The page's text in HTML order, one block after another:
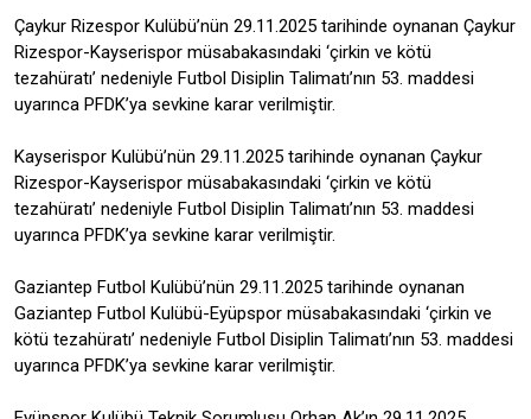
Çaykur Rizespor Kulübü’nün 29.11.2025 tarihinde oynanan Çaykur
Rizespor-Kayserispor müsabakasındaki ‘çirkin ve kötü
tezahüratı’ nedeniyle Futbol Disiplin Talimatı’nın 53. maddesi
uyarınca PFDK’ya sevkine karar verilmiştir.
Kayserispor Kulübü’nün 29.11.2025 tarihinde oynanan Çaykur
Rizespor-Kayserispor müsabakasındaki ‘çirkin ve kötü
tezahüratı’ nedeniyle Futbol Disiplin Talimatı’nın 53. maddesi
uyarınca PFDK’ya sevkine karar verilmiştir.
Gaziantep Futbol Kulübü’nün 29.11.2025 tarihinde oynanan
Gaziantep Futbol Kulübü-Eyüpspor müsabakasındaki ‘çirkin ve
kötü tezahüratı’ nedeniyle Futbol Disiplin Talimatı’nın 53. maddesi
uyarınca PFDK’ya sevkine karar verilmiştir.